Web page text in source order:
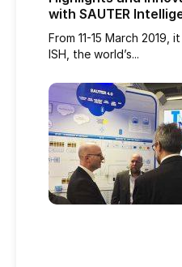
with SAUTER
From 11-15 March 2019,
ISH, the world’s...